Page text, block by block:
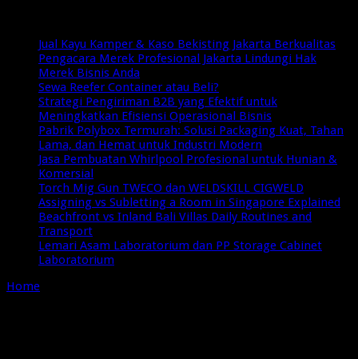
Jual Kayu Kamper & Kaso Bekisting Jakarta Berkualitas
Pengacara Merek Profesional Jakarta Lindungi Hak
Merek Bisnis Anda
Sewa Reefer Container atau Beli?
Strategi Pengiriman B2B yang Efektif untuk
Meningkatkan Efisiensi Operasional Bisnis
Pabrik Polybox Termurah: Solusi Packaging Kuat, Tahan
Lama, dan Hemat untuk Industri Modern
Jasa Pembuatan Whirlpool Profesional untuk Hunian &
Komersial
Torch Mig Gun TWECO dan WELDSKILL CIGWELD
Assigning vs Subletting a Room in Singapore Explained
Beachfront vs Inland Bali Villas Daily Routines and
Transport
Lemari Asam Laboratorium dan PP Storage Cabinet
Laboratorium
Home